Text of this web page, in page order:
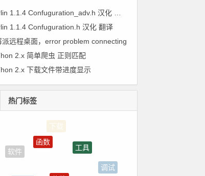
1.1.4 Confuguration.h 汉化 翻译
派远程桌面，error problem connecting
2.x 简单爬虫 正则匹配
2.x 下载文件带进度显示
热门标签
函数
调试